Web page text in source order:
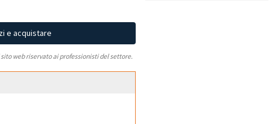
e acquistare
web riservato ai professionisti del settore.